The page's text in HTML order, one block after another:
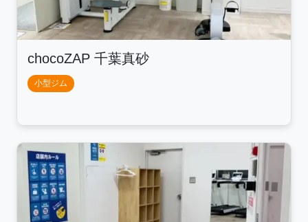
chocoZAP 千葉真砂
小型ジム